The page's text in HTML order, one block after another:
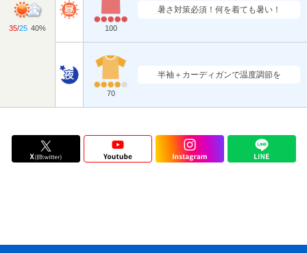
35/25 40% 100
暑さ対策必須！何を着ても暑い！
70
半袖＋カーディガンで温度調節を